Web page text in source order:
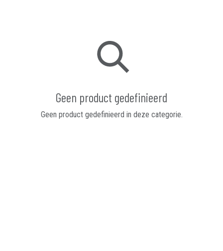
Geen product gedefinieerd
Geen product gedefinieerd in deze categorie.